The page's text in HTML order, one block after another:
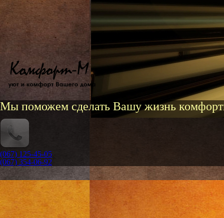
Мы поможем сделать Вашу жизнь
(067) 125-45-05
(067) 354-06-92